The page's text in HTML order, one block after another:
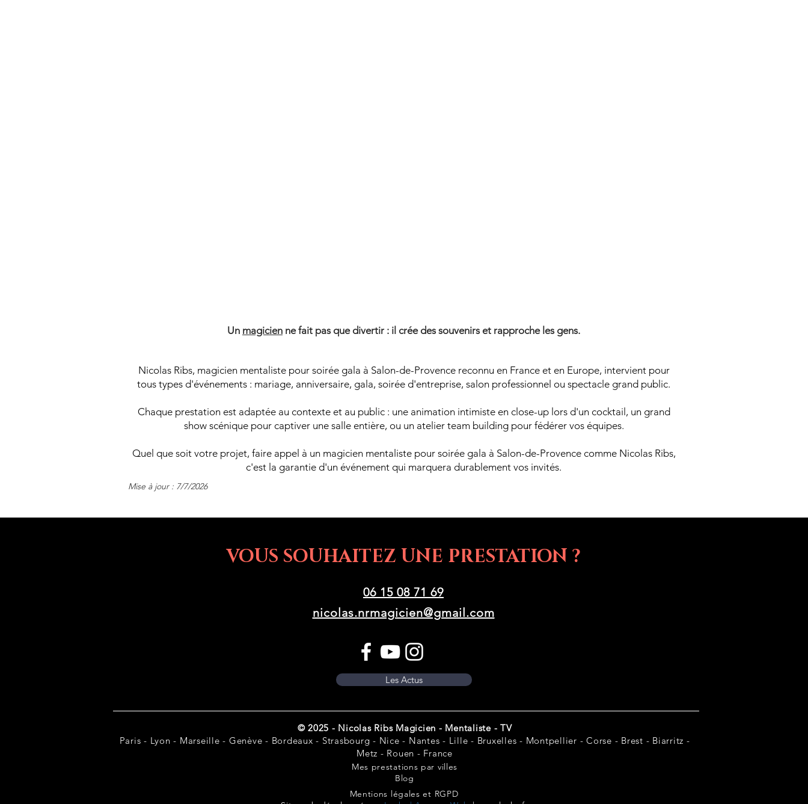
Un magicien ne fait pas que divertir : il crée des souvenirs et rapproche les gens.
Nicolas Ribs, magicien mentaliste pour soirée gala à Salon-de-Provence reconnu en France et en Europe, intervient pour
tous types d'événements : mariage, anniversaire, gala, soirée d'entreprise, salon professionnel ou spectacle grand public.
Chaque prestation est adaptée au contexte et au public : une animation intimiste en close-up lors d'un cocktail, un grand
show scénique pour captiver une salle entière, ou un atelier team building pour fédérer vos équipes.
Quel que soit votre projet, faire appel à un magicien mentaliste pour soirée gala à Salon-de-Provence comme Nicolas Ribs,
c'est la garantie d'un événement qui marquera durablement vos invités.
Mise à jour : 7/7/2026
VOUS SOUHAITEZ UNE PRESTATION ?
06 15 08 71 69
nicolas.nrmagicien@gmail.com
Les Actus
© 2025 - Nicolas Ribs Magicien - Mentaliste - TV
Paris - Lyon - Marseille - Genève - Bordeaux - Strasbourg - Nice - Nantes - Lille - Bruxelles - Montpellier - Corse - Brest - Biarritz -
Metz - Rouen - France
Mes prestations par villes
Blog
Mentions légales et RGPD